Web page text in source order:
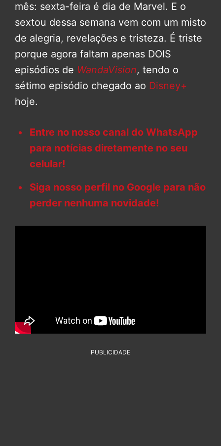
mês: sexta-feira é dia de Marvel. E o
sextou dessa semana vem com um misto
de alegria, revelações e tristeza. É triste
porque agora faltam apenas DOIS
episódios de WandaVision, tendo o
sétimo episódio chegado ao Disney+
hoje.
Entre no nosso canal do WhatsApp
para notícias diretamente no seu
celular!
Siga nosso perfil no Google para não
perder nenhuma novidade!
PUBLICIDADE